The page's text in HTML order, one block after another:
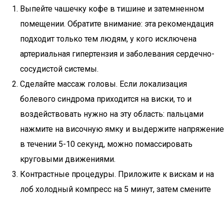
Выпейте чашечку кофе в тишине и затемненном
помещении. Обратите внимание: эта рекомендация
подходит только тем людям, у кого исключена
артериальная гипертензия и заболевания сердечно-
сосудистой системы.
Сделайте массаж головы. Если локализация
болевого синдрома приходится на виски, то и
воздействовать нужно на эту область: пальцами
нажмите на височную ямку и выдержите напряжение
в течении 5-10 секунд, можно помассировать
круговыми движениями.
Контрастные процедуры. Приложите к вискам и на
лоб холодный компресс на 5 минут, затем смените